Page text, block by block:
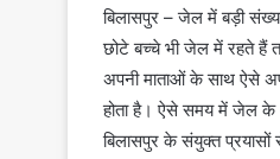
बिलासपुर – जेल में बड़ी
छोटे बच्चे भी जेल में रहते हैं
अपनी माताओं के साथ ऐसे
होता है। ऐसे समय में जेल के
बिलासपुर के संयुक्त प्रयासों